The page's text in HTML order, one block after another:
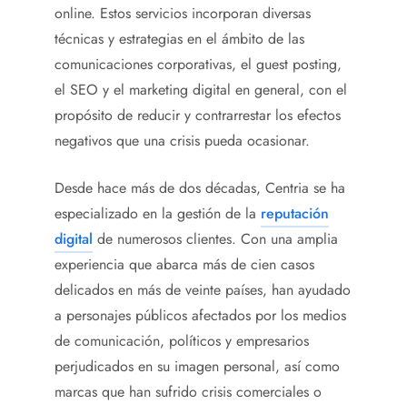
online. Estos servicios incorporan diversas
técnicas y estrategias en el ámbito de las
comunicaciones corporativas, el guest posting,
el SEO y el marketing digital en general, con el
propósito de reducir y contrarrestar los efectos
negativos que una crisis pueda ocasionar.
Desde hace más de dos décadas, Centria se ha
especializado en la gestión de la reputación
digital de numerosos clientes. Con una amplia
experiencia que abarca más de cien casos
delicados en más de veinte países, han ayudado
a personajes públicos afectados por los medios
de comunicación, políticos y empresarios
perjudicados en su imagen personal, así como
marcas que han sufrido crisis comerciales o